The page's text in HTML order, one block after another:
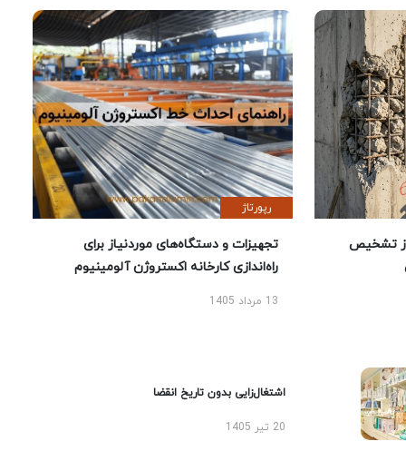
تشخیص
رپورتاژ
تجهیزات و دستگاه‌های موردنیاز برای
راه‌اندازی کارخانه اکستروژن آلومینیوم
13 مرداد 1405
اشتغال‌زایی بدون تاریخ انقضا
20 تیر 1405